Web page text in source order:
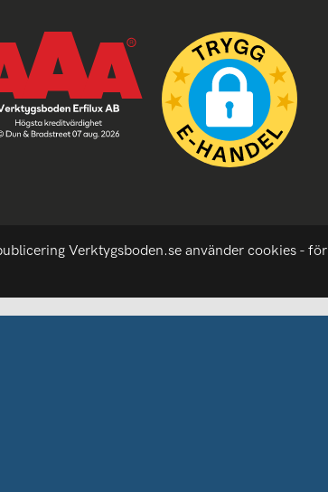
Verktygsboden.se använder cookies - för